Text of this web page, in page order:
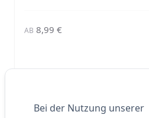
AB 8,99 €
Bei der Nutzung unserer